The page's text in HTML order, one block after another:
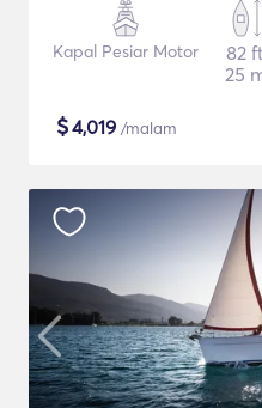
Kapal Pesiar Motor
82
25
$4,019 /malam